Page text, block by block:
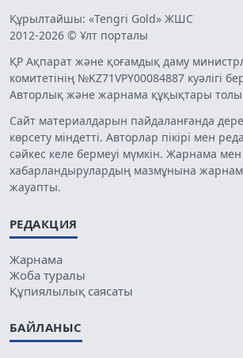
Құрылтайшы: «Tengri Gold» ЖШС
2012-2026 © Ұлт порталы
ҚР Ақпарат және қоғамдық даму
комитетінің №KZ71VPY00084887 куәлігі
Авторлық және жарнама құқықтары
Сайт материалдарын пайдаланғанда
көрсету міндетті. Авторлар пікірі мен
сәйкес келе бермеуі мүмкін. Жарнама мен
хабарландырулардың мазмұнына
жауапты.
РЕДАКЦИЯ
Жарнама
Жоба туралы
Құпиялылық саясаты
БАЙЛАНЫС